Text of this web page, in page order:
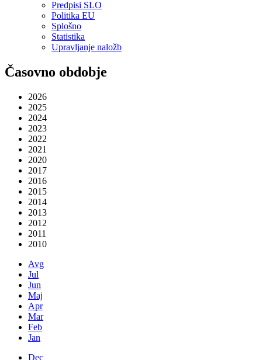
Predpisi SLO
Politika EU
Splošno
Statistika
Upravljanje naložb
Časovno obdobje
2026
2025
2024
2023
2022
2021
2020
2017
2016
2015
2014
2013
2012
2011
2010
Avg
Jul
Jun
Maj
Apr
Mar
Feb
Jan
Dec